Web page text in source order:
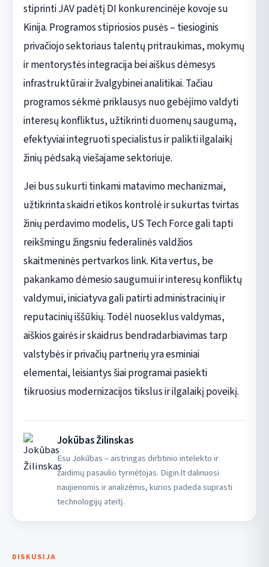
stiprinti JAV padėtį DI konkurencinėje kovoje su
Kinija. Programos stipriosios pusės – tiesioginis
privačiojo sektoriaus talentų pritraukimas, mokymų
ir mentorystės integracija bei aiškus dėmesys
infrastruktūrai ir žvalgybinei analitikai. Tačiau
programos sėkmė priklausys nuo gebėjimo valdyti
interesų konfliktus, užtikrinti duomenų saugumą,
efektyviai integruoti specialistus ir palikti ilgalaikį
žinių pėdsaką viešajame sektoriuje.
Jei bus sukurti tinkami matavimo mechanizmai,
užtikrinta skaidri etikos kontrolė ir sukurtas tvirtas
žinių perdavimo modelis, US Tech Force gali tapti
reikšmingu žingsniu federalinės valdžios
skaitmeninės pertvarkos link. Kita vertus, be
pakankamo dėmesio saugumui ir interesų konfliktų
valdymui, iniciatyva gali patirti administracinių ir
reputacinių iššūkių. Todėl nuoseklus valdymas,
aiškios gairės ir skaidrus bendradarbiavimas tarp
valstybės ir privačių partnerių yra esminiai
elementai, leisiantys šiai programai pasiekti
tikruosius modernizacijos tikslus ir ilgalaikį poveikį.
Jokūbas Žilinskas
Esu Jokūbas – aistringas dirbtinio intelekto ir
žaidimų pasaulio tyrinėtojas. Digin.lt dalinuosi
naujienomis ir analizėmis, kurios padeda suprasti
technologijų ateitį.
DISKUSIJA